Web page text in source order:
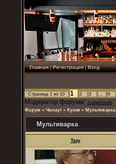
Главная|Регистрация|Вход
Страница 1 из 10 1 2 3 … 9
Модератор форума: JudgeDredd
Форум » Чилаут » Кухня » Мультиварка
Мультиварка
Taty